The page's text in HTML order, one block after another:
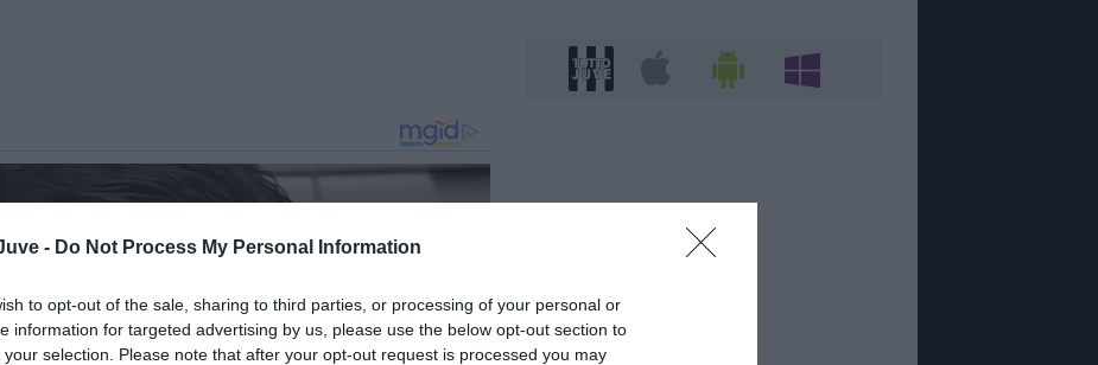
- Do Not Process My Personal Information
to opt-out of the sale, sharing to third parties, or processing of your personal or
information for targeted advertising by us, please use the below opt-out section to
your selection. Please note that after your opt-out request is processed you may